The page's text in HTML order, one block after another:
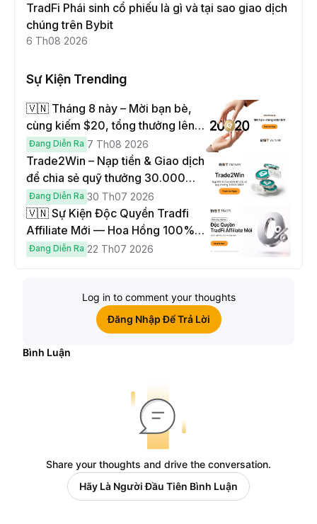
TradFi Phái sinh cổ phiếu là gì và tại sao giao dịch
chúng trên Bybit
6 Th08 2026
Sự Kiện Trending
🇻🇳 Tháng 8 này – Mời bạn bè,
cùng kiếm $20, tổng thưởng lên
đến $1,000
Đang Diễn Ra 7 Th08 2026
Trade2Win – Nạp tiền & Giao dịch
để chia sẻ quỹ thưởng 30.000
USDT
Đang Diễn Ra 30 Th07 2026
🇻🇳 Sự Kiện Độc Quyền Tradfi
Affiliate Mới — Hoa Hồng 100% &
Hoàn Phí Qua Đêm
Đang Diễn Ra 22 Th07 2026
Log in to comment your thoughts
Đăng Nhập Để Trả Lời
Bình Luận
Share your thoughts and drive the conversation.
Hãy Là Người Đầu Tiên Bình Luận